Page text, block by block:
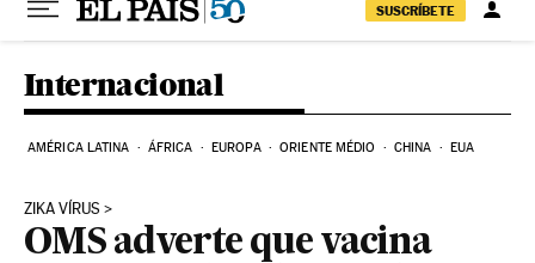
SUSCRÍBETE
Internacional
AMÉRICA LATINA ÁFRICA EUROPA ORIENTE MÉDIO CHINA EUA
ZIKA VÍRUS
OMS adverte que vacina